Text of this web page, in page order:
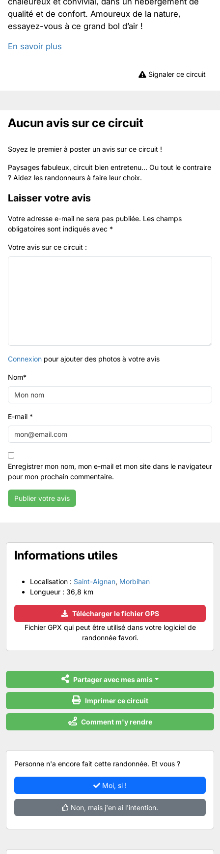
qualité et de confort. Amoureux de la nature,
essayez-vous à ce grand bol d’air !
En savoir plus
Signaler ce circuit
Aucun avis sur ce circuit
Soyez le premier à poster un avis sur ce circuit !
Paysages fabuleux, circuit bien entretenu... Ou tout le contraire
? Aidez les randonneurs à faire leur choix.
Laisser votre avis
Votre adresse e-mail ne sera pas publiée. Les champs
obligatoires sont indiqués avec *
Votre avis sur ce circuit :
Connexion pour ajouter des photos à votre avis
Nom*
E-mail *
Enregistrer mon nom, mon e-mail et mon site dans le navigateur
pour mon prochain commentaire.
Informations utiles
Localisation : Saint-Aignan, Morbihan
Longueur : 36,8 km
Télécharger le fichier GPS
Fichier GPX qui peut être utilisé dans votre logiciel de
randonnée favori.
Partager avec mes amis
Imprimer ce circuit
Comment m'y rendre
Personne n'a encore fait cette randonnée. Et vous ?
Moi, si !
Non, mais j'en ai l'intention.